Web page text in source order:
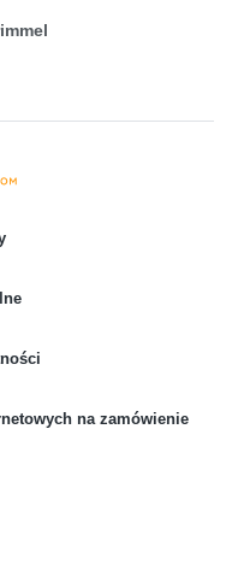
na zamówienie